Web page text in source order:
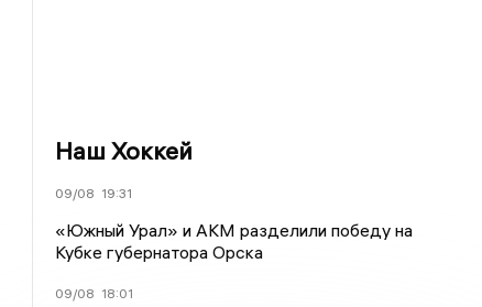
Наш Хоккей
09/08 19:31
«Южный Урал» и АКМ разделили победу на
Кубке губернатора Орска
09/08 18:01